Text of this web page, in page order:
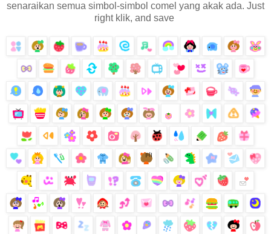
senaraikan semua simbol-simbol comel yang akak ada. Just
right klik, and save